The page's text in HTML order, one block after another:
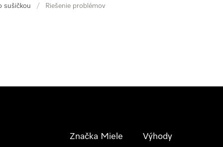
sušičkou / Riešenie problémov
Značka Miele Výhody